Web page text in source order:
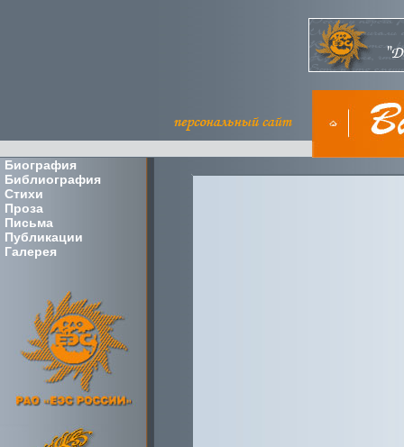
Биография
Библиография
Стихи
Проза
Письма
Публикации
Галерея